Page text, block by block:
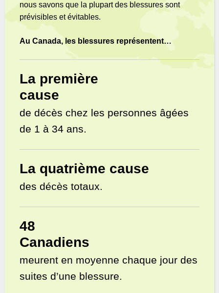
nous savons que la plupart des blessures sont
prévisibles et évitables.
Au Canada, les blessures représentent…
La première
cause
de décès chez les personnes âgées
de 1 à 34 ans.
La quatrième cause
des décès totaux.
48
Canadiens
meurent en moyenne chaque jour des
suites d’une blessure.